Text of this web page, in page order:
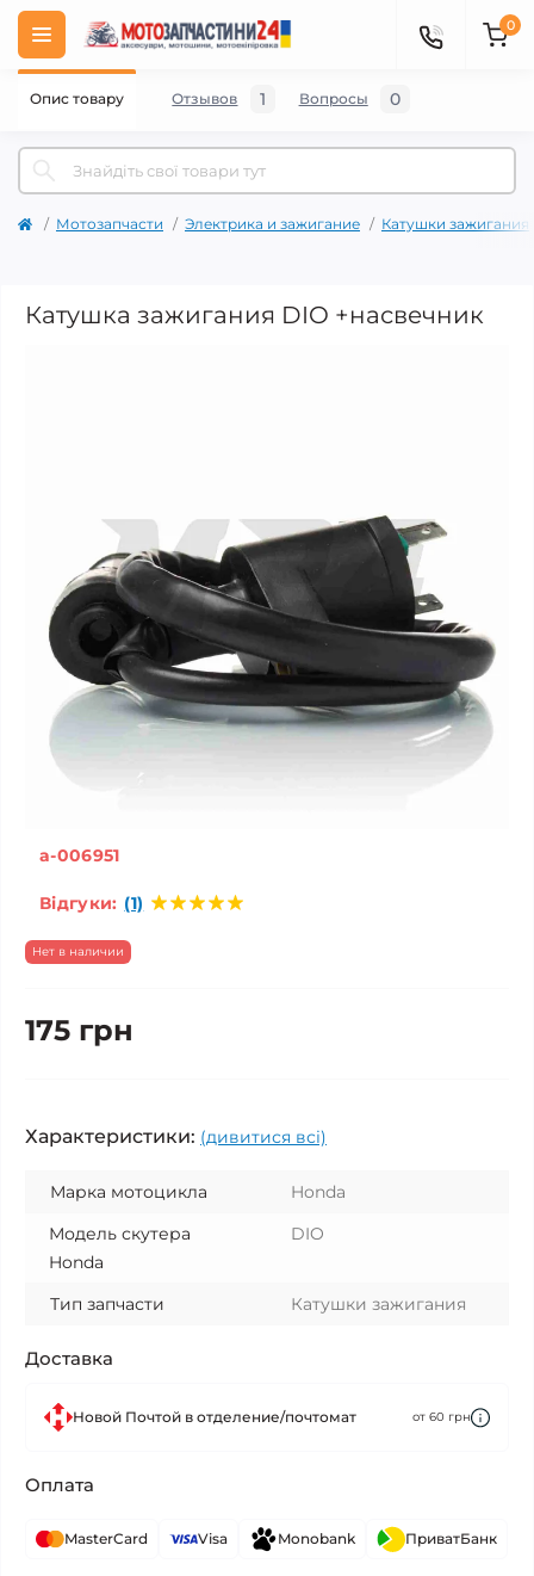
0
Мотозапчасти Электрика и зажигание Катушки зажигания
Катушка зажигания DIO +насвечник
a-006951
Відгуки: (1)
Нет в наличии
175 грн
Характеристики: (дивитися всі)
Марка мотоцикла
Honda
Модель скутера
Honda
DIO
Тип запчасти Катушки зажигания
Доставка
Новой Почтой в отделение/почтомат от 60 грн
Оплата
MasterCard Visa Monobank ПриватБанк
Опис товару Отзывов 1 Вопросы 0